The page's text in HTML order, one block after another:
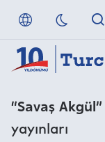
Referanslarımız
“Savaş Akgül”
yayınları